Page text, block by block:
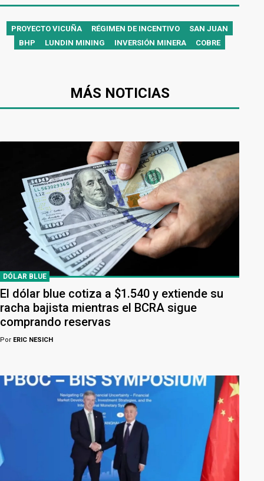
PROYECTO VICUÑA RÉGIMEN DE INCENTIVO
SAN JUAN
BHP
LUNDIN MINING INVERSIÓN MINERA COBRE
MÁS NOTICIAS
DÓLAR BLUE
El dólar blue cotiza a $1.540 y extiende su
racha bajista mientras el BCRA sigue
comprando reservas
Por ERIC NESICH